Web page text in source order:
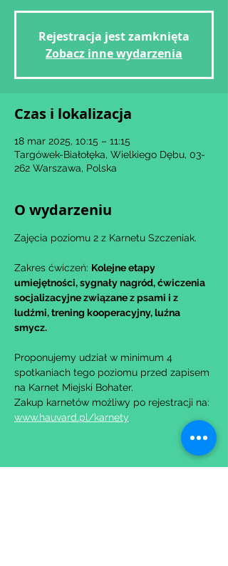
Rejestracja jest zamknięta
Zobacz inne wydarzenia
Czas i lokalizacja
18 mar 2025, 10:15 – 11:15
Targówek-Białołęka, Wielkiego Dębu, 03-
262 Warszawa, Polska
O wydarzeniu
Zajęcia poziomu 2 z Karnetu Szczeniak.
Zakres ćwiczeń: Kolejne etapy
umiejętności, sygnały nagród, ćwiczenia
socjalizacyjne związane z psami i z
ludźmi, trening kooperacyjny, luźna
smycz.
Proponujemy udział w minimum 4
spotkaniach tego poziomu przed zapisem
na Karnet Miejski Bohater.
Zakup karnetów możliwy po rejestracji na:
www.hauvard.pl/karnety